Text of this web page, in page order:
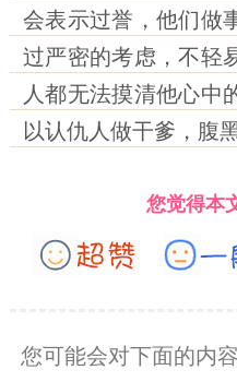
会表示过誉，他们做
过严密的考虑，不轻
人都无法摸清他心中
以认仇人做干爹，腹
您觉得本
您可能会对下面的内